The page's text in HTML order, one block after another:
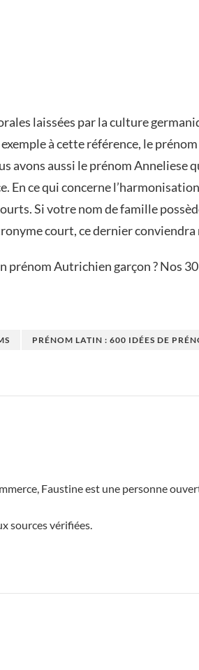
laissées par la culture
à cette référence, le
avons aussi le prénom
En ce qui concerne
Si votre nom de famille
court, ce dernier
Autrichien garçon ? Nos
PRÉNOM LATIN : 600 IDÉES DE
Faustine est une personne
sources vérifiées.